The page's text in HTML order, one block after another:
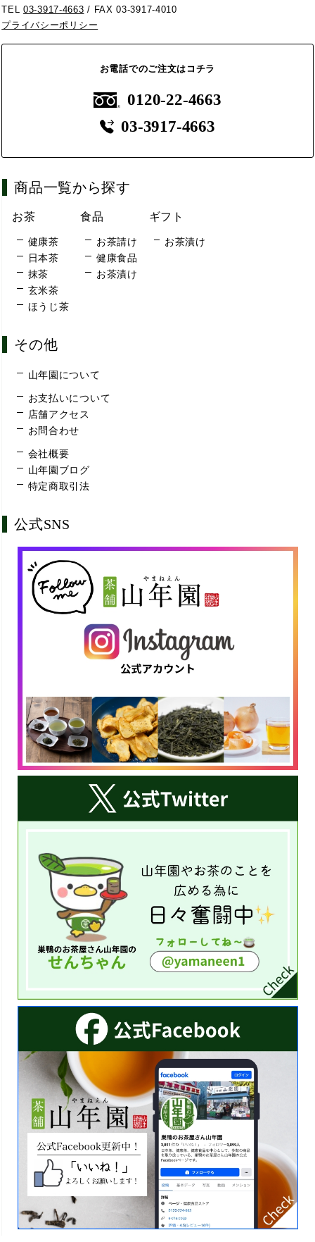
TEL03-3917-4663 / FAX 03-3917-4010
プライバシーポリシー
お電話でのご注文はコチラ
0120-22-4663
03-3917-4663
商品一覧から探す
お茶
健康茶
日本茶
抹茶
玄米茶
ほうじ茶
食品
お茶請け
健康食品
お茶漬け
ギフト
お茶漬け
その他
山年園について
お支払いについて
店舗アクセス
お問合わせ
会社概要
山年園ブログ
特定商取引法
公式SNS